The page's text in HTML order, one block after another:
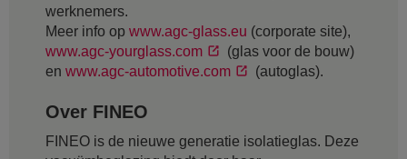
werknemers.
Meer info op www.agc-glass.eu (corporate site),
www.agc-yourglass.com
(glas voor de bouw)
en www.agc-automotive.com (autoglas).
Over FINEO
FINEO is de nieuwe generatie isolatieglas. Deze